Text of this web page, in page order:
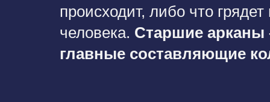
происходит, либо что
человека. Старшие арканы
главные составляющие